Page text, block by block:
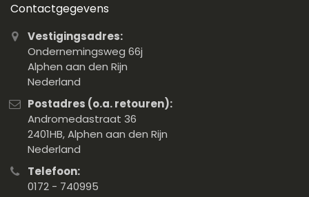
Contactgegevens
Vestigingsadres:
Ondernemingsweg 66j
Alphen aan den Rijn
Nederland
Postadres (o.a. retouren):
Andromedastraat 36
2401HB, Alphen aan den Rijn
Nederland
Telefoon:
0172 - 740995